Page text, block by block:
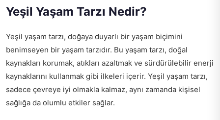
Yeşil Yaşam Tarzı Nedir?
Yeşil yaşam tarzı, doğaya duyarlı bir yaşam biçimini
benimseyen bir yaşam tarzıdır. Bu yaşam tarzı, doğal
kaynakları korumak, atıkları azaltmak ve sürdürülebilir enerji
kaynaklarını kullanmak gibi ilkeleri içerir. Yeşil yaşam tarzı,
sadece çevreye iyi olmakla kalmaz, aynı zamanda kişisel
sağlığa da olumlu etkiler sağlar.